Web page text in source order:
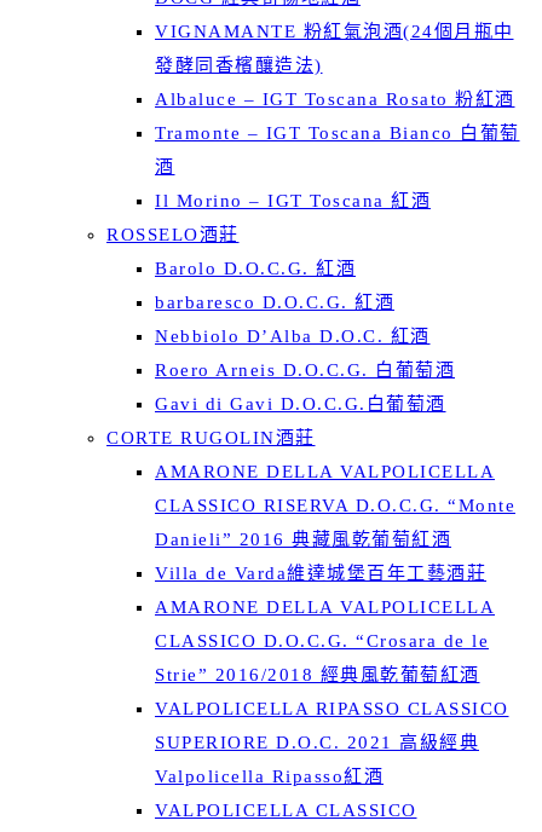
VIGNAMANTE 粉紅氣泡酒(24個月瓶中
發酵同香檳釀造法)
Albaluce – IGT Toscana Rosato 粉紅酒
Tramonte – IGT Toscana Bianco 白葡萄
酒
Il Morino – IGT Toscana 紅酒
ROSSELO酒莊
Barolo D.O.C.G. 紅酒
barbaresco D.O.C.G. 紅酒
Nebbiolo D’Alba D.O.C. 紅酒
Roero Arneis D.O.C.G. 白葡萄酒
Gavi di Gavi D.O.C.G.白葡萄酒
CORTE RUGOLIN酒莊
AMARONE DELLA VALPOLICELLA
CLASSICO RISERVA D.O.C.G. “Monte
Danieli” 2016 典藏風乾葡萄紅酒
Villa de Varda維達城堡百年工藝酒莊
AMARONE DELLA VALPOLICELLA
CLASSICO D.O.C.G. “Crosara de le
Strie” 2016/2018 經典風乾葡萄紅酒
VALPOLICELLA RIPASSO CLASSICO
SUPERIORE D.O.C. 2021 高級經典
Valpolicella Ripasso紅酒
VALPOLICELLA CLASSICO